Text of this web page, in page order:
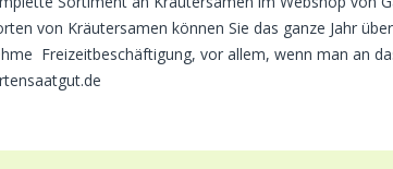
von Kräutersamen können Sie das ganze Jahr
Freizeitbeschäftigung, vor allem, wenn man an